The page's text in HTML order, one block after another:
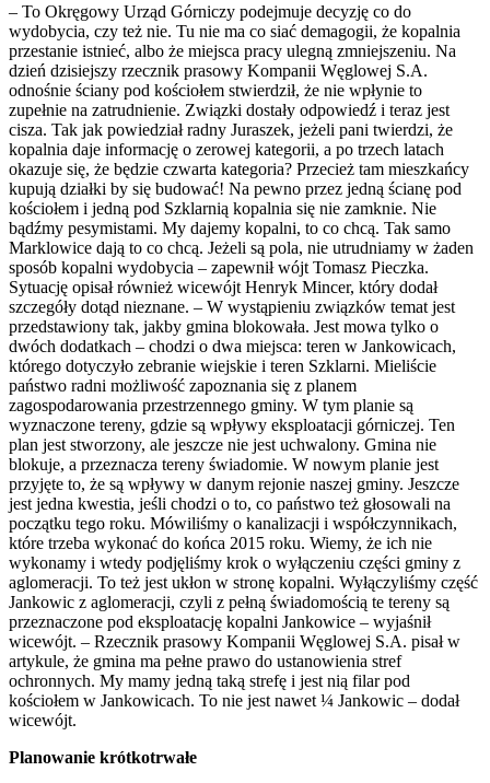
– To Okręgowy Urząd Górniczy podejmuje decyzję co do
wydobycia, czy też nie. Tu nie ma co siać demagogii, że kopalnia
przestanie istnieć, albo że miejsca pracy ulegną zmniejszeniu. Na
dzień dzisiejszy rzecznik prasowy Kompanii Węglowej S.A.
odnośnie ściany pod kościołem stwierdził, że nie wpłynie to
zupełnie na zatrudnienie. Związki dostały odpowiedź i teraz jest
cisza. Tak jak powiedział radny Juraszek, jeżeli pani twierdzi, że
kopalnia daje informację o zerowej kategorii, a po trzech latach
okazuje się, że będzie czwarta kategoria? Przecież tam mieszkańcy
kupują działki by się budować! Na pewno przez jedną ścianę pod
kościołem i jedną pod Szklarnią kopalnia się nie zamknie. Nie
bądźmy pesymistami. My dajemy kopalni, to co chcą. Tak samo
Marklowice dają to co chcą. Jeżeli są pola, nie utrudniamy w żaden
sposób kopalni wydobycia – zapewnił wójt Tomasz Pieczka.
Sytuację opisał również wicewójt Henryk Mincer, który dodał
szczegóły dotąd nieznane. – W wystąpieniu związków temat jest
przedstawiony tak, jakby gmina blokowała. Jest mowa tylko o
dwóch dodatkach – chodzi o dwa miejsca: teren w Jankowicach,
którego dotyczyło zebranie wiejskie i teren Szklarni. Mieliście
państwo radni możliwość zapoznania się z planem
zagospodarowania przestrzennego gminy. W tym planie są
wyznaczone tereny, gdzie są wpływy eksploatacji górniczej. Ten
plan jest stworzony, ale jeszcze nie jest uchwalony. Gmina nie
blokuje, a przeznacza tereny świadomie. W nowym planie jest
przyjęte to, że są wpływy w danym rejonie naszej gminy. Jeszcze
jest jedna kwestia, jeśli chodzi o to, co państwo też głosowali na
początku tego roku. Mówiliśmy o kanalizacji i współczynnikach,
które trzeba wykonać do końca 2015 roku. Wiemy, że ich nie
wykonamy i wtedy podjęliśmy krok o wyłączeniu części gminy z
aglomeracji. To też jest ukłon w stronę kopalni. Wyłączyliśmy część
Jankowic z aglomeracji, czyli z pełną świadomością te tereny są
przeznaczone pod eksploatację kopalni Jankowice – wyjaśnił
wicewójt. – Rzecznik prasowy Kompanii Węglowej S.A. pisał w
artykule, że gmina ma pełne prawo do ustanowienia stref
ochronnych. My mamy jedną taką strefę i jest nią filar pod
kościołem w Jankowicach. To nie jest nawet ¼ Jankowic – dodał
wicewójt.
Planowanie krótkotrwałe